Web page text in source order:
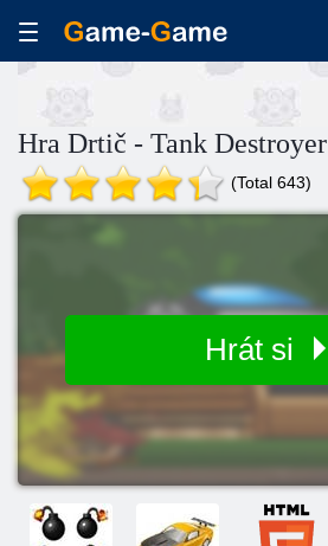
Hra Drtič - Tank Destroyer
(Total 643)
Hrát si